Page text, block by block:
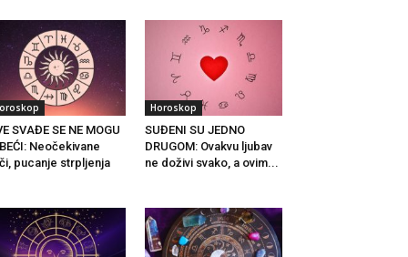
SVAĐE SE NE MOGU
Neočekivane
pucanje strpljenja
Horoskop
SUĐENI SU JEDNO
DRUGOM: Ovakvu ljubav
ne doživi svako, a ovim...